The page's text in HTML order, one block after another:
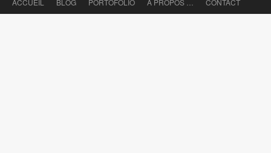
ACCUEIL BLOG PORTOFOLIO A PROPOS … CONTACT